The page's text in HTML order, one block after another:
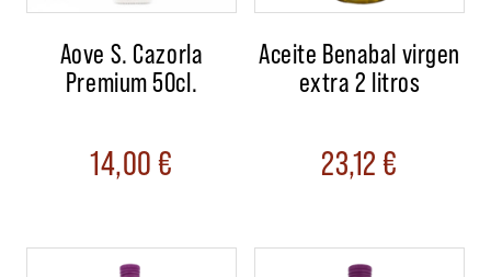
Aove S. Cazorla
Premium 50cl.
14,00€
Aceite Benabal virgen
extra 2 litros
23,12€